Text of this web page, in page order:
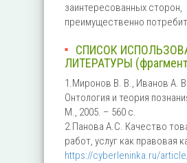
заинтересованных сторон,
преимущественно
СПИСОК
ЛИТЕРАТУРЫ
1.Миронов В. В., Иванов А. В.
Онтология и теория
М., 2005. – 560 с.
2.Панова А.С. Качество
работ, услуг как правовая
https://cyberleninka.ru/